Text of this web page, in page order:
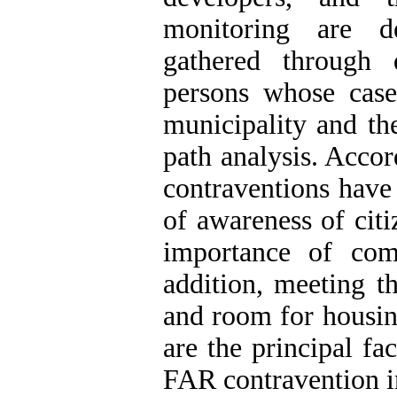
monitoring are
gathered through
persons whose
municipality and
path analysis.
contraventions
of awareness of
importance of
addition, meeting
and room for
are the principal
FAR contravention